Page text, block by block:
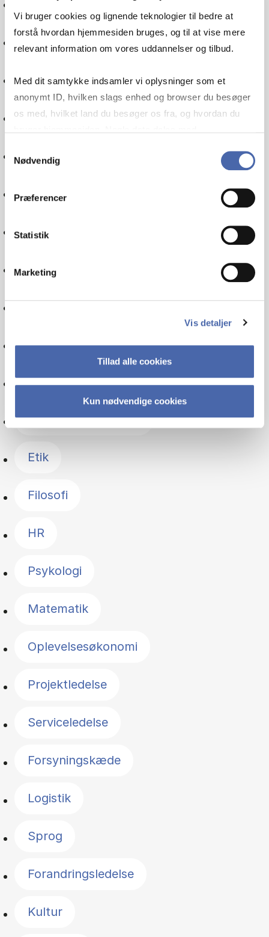
Vi bruger cookies og lignende teknologier til bedre at
forstå hvordan hjemmesiden bruges, og til at vise mere
relevant information om vores uddannelser og tilbud.
Med dit samtykke indsamler vi oplysninger som et
anonymt ID, hvilken slags enhed og browser du besøger
os med, hvilket land du besøger os fra, og hvordan du
markedsføring. Du bestemmer selv - og kan altid trække
Nødvendig
Præferencer
Statistik
Marketing
Vis detaljer
Tillad alle cookies
Kun nødvendige cookies
Kommunikation
Bæredygtighed
Socialt ansvar
Regnskab
Økonomistyring
Forbrugeradfærd
Sociologi
Metode
Videnskabsteori
Driftsøkonomi
Offentlig forvaltning
Etik
Filosofi
HR
Psykologi
Matematik
Oplevelsesøkonomi
Projektledelse
Serviceledelse
Forsyningskæde
Logistik
Sprog
Forandringsledelse
Kultur